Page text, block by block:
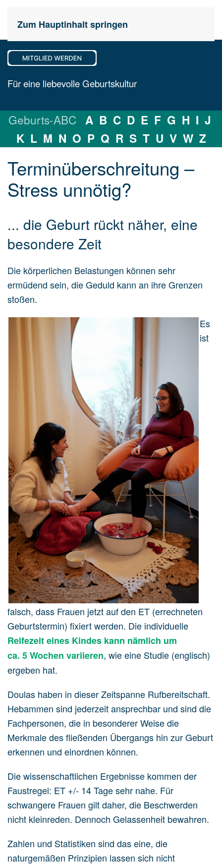
Zum Hauptinhalt springen
Für eine liebevolle Geburtskultur
Geburts-ABC A B C D E F G H I J
K L M N O P Q R S T U V W Z
Terminüberschrei­tung –
Stress un­nötig?
... die Geburt rückt näher, eine
besondere Zeit
Die körperlichen Belastungen können sehr
ermüdend sein, die Geduld kann an ihre Grenzen
stoßen.
Es
ist
falsch, dass Frauen jetzt auf den ET (errechneten
Geburtstermin) fixiert werden. Die individuelle
Reifezeit eines Kindes kann nämlich um
ca. 5 Wochen variieren, wie eine Studie (englisch)
ergeben hat.
Doulas haben in dieser Zeitspanne Rufbereitschaft.
Hebammen sind jederzeit ansprechbar und sind die
Fachpersonen, die in besonderer Weise die
Merkmale des fließenden Übergangs hin zur Geburt
erkennen und einordnen können.
Die wissenschaftlichen Ergebnisse kommen der
Faustregel: ET +/- 14 Tage sehr nahe. Für
schwangere Frauen gilt daher, die Beschwerden
nicht kleinreden. Dennoch Gelassenheit bewahren.
Zahlen und Statistiken sind das eine, die
naturgemäßen Prinzipien lassen sich nicht